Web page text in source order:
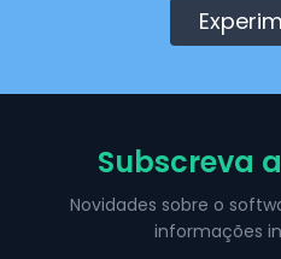
Subscreva
Novidades sobre o
informações